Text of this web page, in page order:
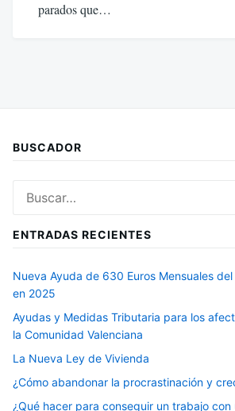
parados que…
BUSCADOR
ENTRADAS RECIENTES
Nueva Ayuda de 630 Euros Mensuales
en 2025
Ayudas y Medidas Tributaria para los
la Comunidad Valenciana
La Nueva Ley de Vivienda
¿Cómo abandonar la procrastinación y
¿Qué hacer para conseguir un trabajo con